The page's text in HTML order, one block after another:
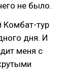
не было.
Комбат-тур
дня. И
меня с